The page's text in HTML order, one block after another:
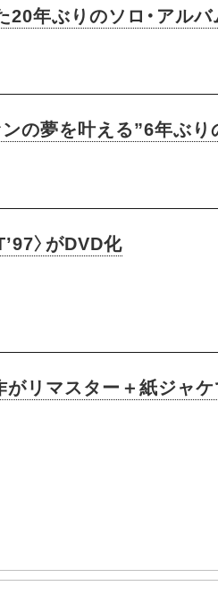
20年ぶりのソロ・アル
の夢を叶える”6年ぶ
〉がDVD化
がリマスター＋紙ジャ